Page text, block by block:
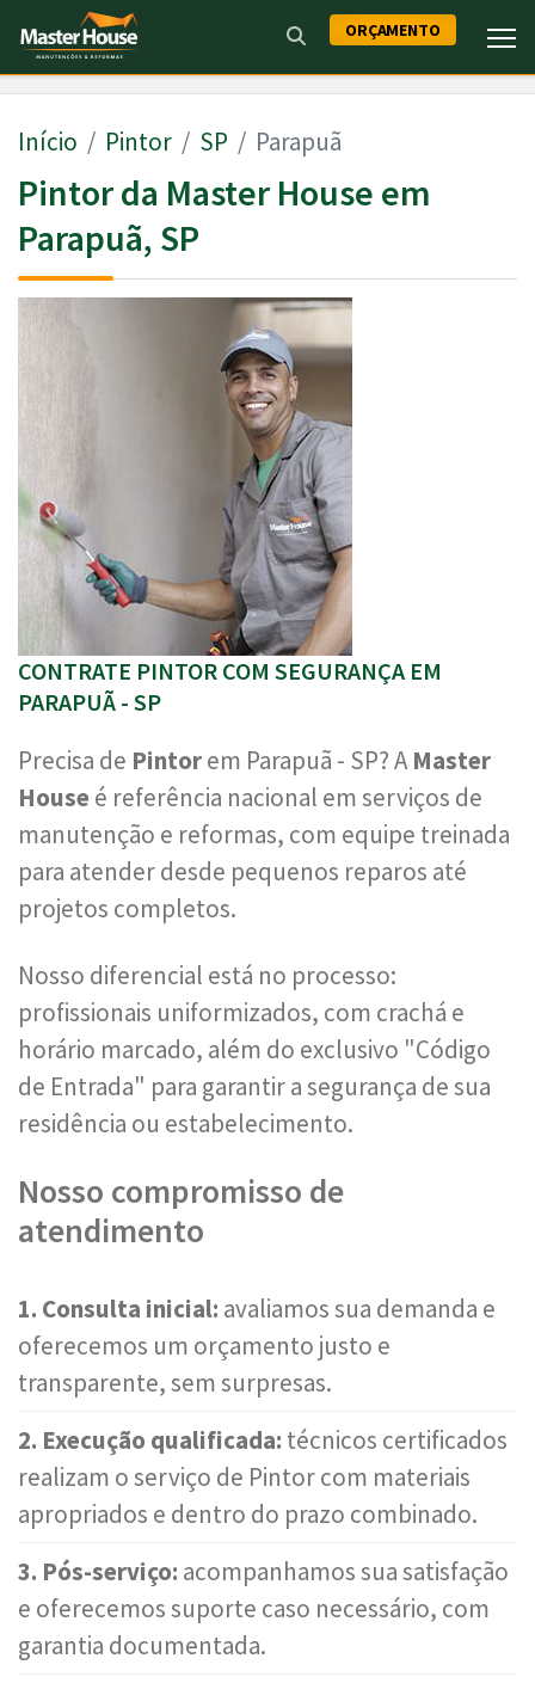
ORÇAMENTO
Início Pintor SP Parapuã
Pintor da Master House em
Parapuã, SP
CONTRATE PINTOR COM SEGURANÇA EM
PARAPUÃ - SP
Precisa de Pintorem Parapuã - SP? AMaster
House é referência nacional em serviços de
manutenção e reformas, com equipe treinada
para atender desde pequenos reparos até
projetos completos.
Nosso diferencial está no processo:
profissionais uniformizados, com crachá e
horário marcado, além do exclusivo "Código
de Entrada" para garantir a segurança de sua
residência ou estabelecimento.
Nosso compromisso de
atendimento
1. Consulta inicial: avaliamos sua demanda e
oferecemos um orçamento justo e
transparente, sem surpresas.
2. Execução qualificada: técnicos certificados
realizam o serviço de Pintor com materiais
apropriados e dentro do prazo combinado.
3. Pós-serviço: acompanhamos sua satisfação
e oferecemos suporte caso necessário, com
garantia documentada.